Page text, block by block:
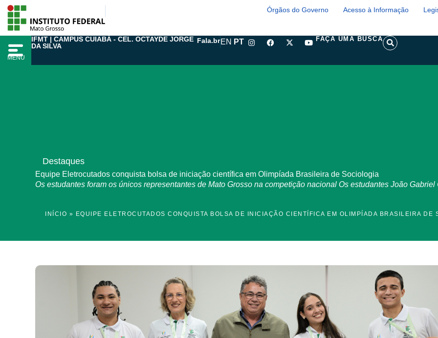
para
conteúdo
Órgãos do Governo Acesso à Informação
MENU
IFMT | CAMPUS CUIABÁ - CEL. OCTAYDE JORGE
DA SILVA
Fala.brEN PT
I
n
F
a
X
-
Y
o
FAÇA UMA BUSCA
S
e
Destaques
Equipe Eletrocutados conquista bolsa de iniciação científica em Olimpíada Brasileira de Sociologia
Os estudantes foram os únicos representantes de Mato Grosso na competição nacional Os estudantes João
INÍCIO » EQUIPE ELETROCUTADOS CONQUISTA BOLSA DE INICIAÇÃO CIENTÍFICA EM OLIMPÍADA BRASILEIRA DE